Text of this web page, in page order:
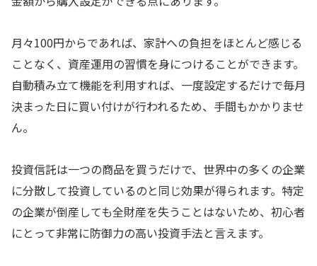
月々100円からであれば、家計への負担をほとんど感じる
ことなく、資産運用の習慣を身につけることができます。
自動積み立て機能を利用すれば、一度設定するだけで毎月
決まった日に買い付けが行われるため、手間もかかりませ
ん。
投資信託は一つの商品を買うだけで、世界中の多くの企業
に分散して投資しているのと同じ効果が得られます。特定
の企業が倒産しても全財産を失うことはないため、初心者
にとって非常に防御力の高い投資手法と言えます。